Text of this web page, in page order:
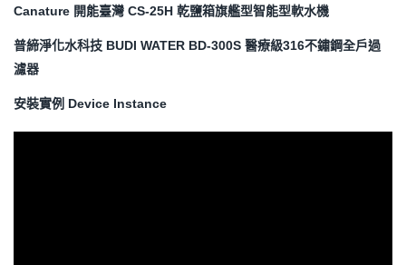
Canature 開能臺灣 CS-25H 乾鹽箱旗艦型智能型軟水機
普締淨化水科技 BUDI WATER BD-300S 醫療級316不鏽鋼全戶過
濾器
安裝實例 Device Instance